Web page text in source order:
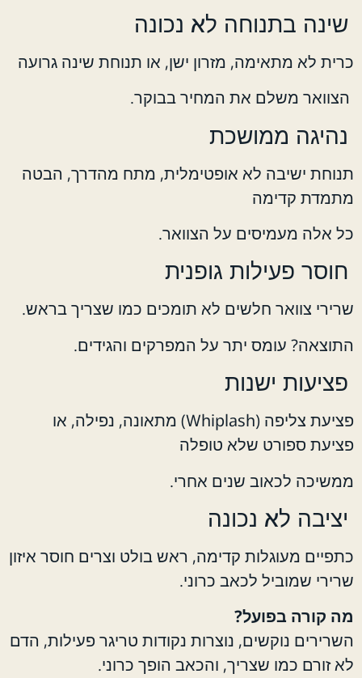
שינה בתנוחה לא נכונה
כרית לא מתאימה, מזרון ישן, או תנוחת שינה גרועה
הצוואר משלם את המחיר בבוקר.
נהיגה ממושכת
תנוחת ישיבה לא אופטימלית, מתח מהדרך, הבטה
מתמדת קדימה
כל אלה מעמיסים על הצוואר.
חוסר פעילות גופנית
שרירי צוואר חלשים לא תומכים כמו שצריך בראש.
התוצאה? עומס יתר על המפרקים והגידים.
פציעות ישנות
פציעת צליפה (Whiplash) מתאונה, נפילה, או
פציעת ספורט שלא טופלה
ממשיכה לכאוב שנים אחרי.
יציבה לא נכונה
כתפיים מעוגלות קדימה, ראש בולט וצרים חוסר איזון
שרירי שמוביל לכאב כרוני.
מה קורה בפועל?
השרירים נוקשים, נוצרות נקודות טריגר פעילות, הדם
לא זורם כמו שצריך, והכאב הופך כרוני.